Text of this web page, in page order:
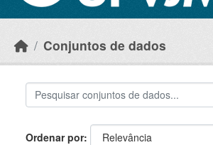
Conjuntos de dados
Ordenar por